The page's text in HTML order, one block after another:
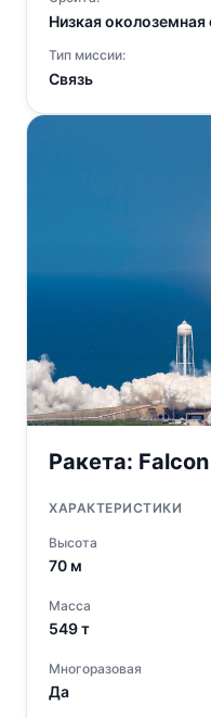
Низкая
Тип миссии:
Связь
Ракета:
ХАРАКТЕРИСТИКИ
Высота
70 м
Масса
549т
Многоразовая
Да